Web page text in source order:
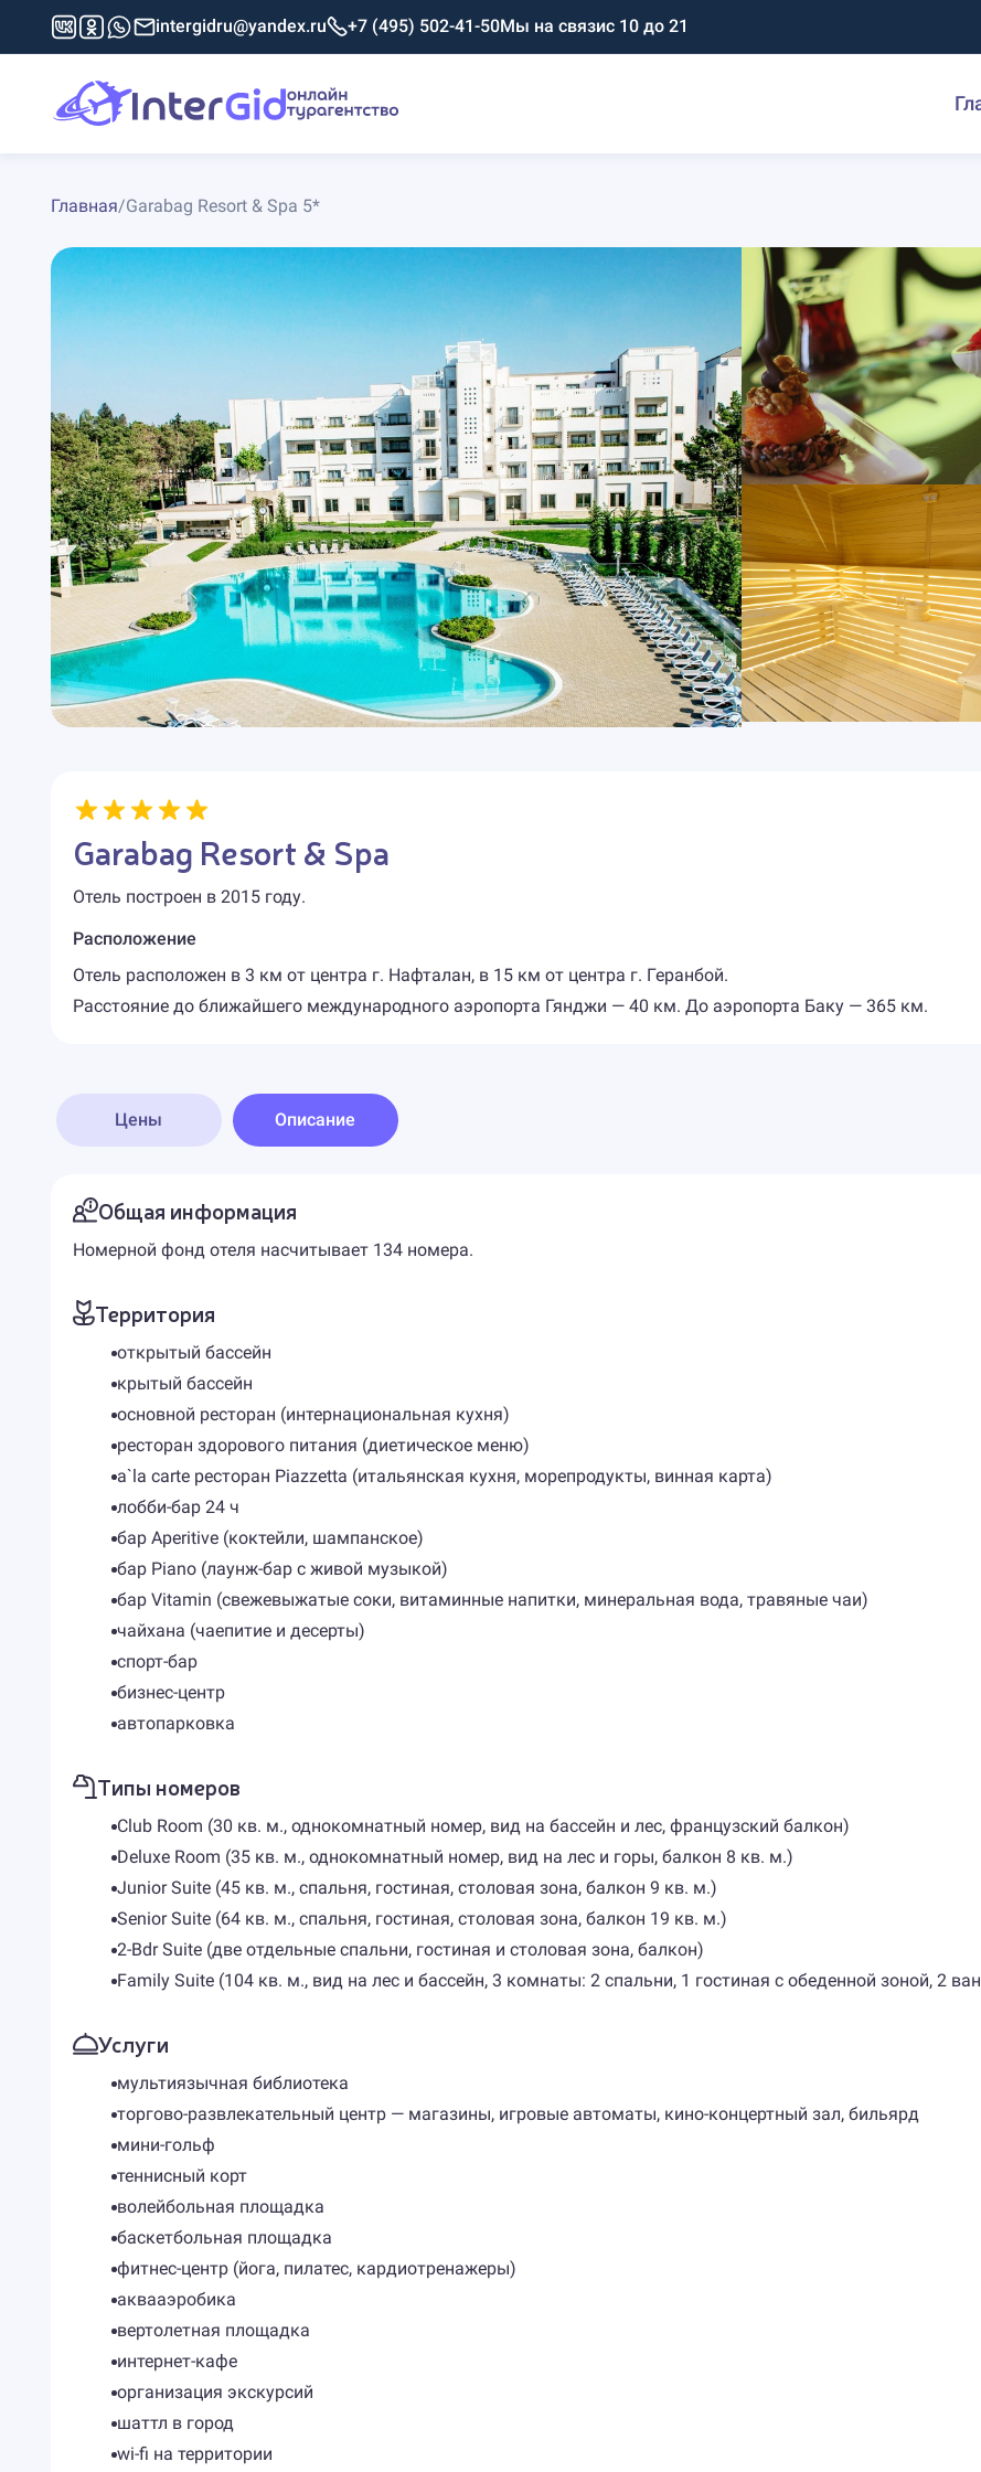
intergidru@yandex.ru +7 (495) 502-41-50Мы на связис 10 до 21
Главная/Garabag Resort & Spa 5*
Garabag Resort & Spa
Отель построен в 2015 году.
Расположение
Отель расположен в 3 км от центра г. Нафталан, в 15 км от центра г. Геранбой.
Расстояние до ближайшего международного аэропорта Гянджи — 40 км. До аэропорта Баку — 365 км.
Цены Описание
Общая информация
Номерной фонд отеля насчитывает 134 номера.
Территория
открытый бассейн
крытый бассейн
основной ресторан (интернациональная кухня)
ресторан здорового питания (диетическое меню)
a`la carte ресторан Piazzetta (итальянская кухня, морепродукты, винная карта)
лобби-бар 24 ч
бар Aperitive (коктейли, шампанское)
бар Piano (лаунж-бар с живой музыкой)
бар Vitamin (свежевыжатые соки, витаминные напитки, минеральная вода, травяные чаи)
чайхана (чаепитие и десерты)
спорт-бар
бизнес-центр
автопарковка
Типы номеров
Club Room (30 кв. м., однокомнатный номер, вид на бассейн и лес, французский балкон)
Deluxe Room (35 кв. м., однокомнатный номер, вид на лес и горы, балкон 8 кв. м.)
Junior Suite (45 кв. м., спальня, гостиная, столовая зона, балкон 9 кв. м.)
Senior Suite (64 кв. м., спальня, гостиная, столовая зона, балкон 19 кв. м.)
2-Bdr Suite (две отдельные спальни, гостиная и столовая зона, балкон)
Family Suite (104 кв. м., вид на лес и бассейн, 3 комнаты: 2 спальни, 1 гостиная с обеденной зоной, 2
Услуги
мультиязычная библиотека
торгово-развлекательный центр — магазины, игровые автоматы, кино-концертный зал, бильярд
мини-гольф
теннисный корт
волейбольная площадка
баскетбольная площадка
фитнес-центр (йога, пилатес, кардиотренажеры)
аквааэробика
вертолетная площадка
интернет-кафе
организация экскурсий
шаттл в город
wi-fi на территории